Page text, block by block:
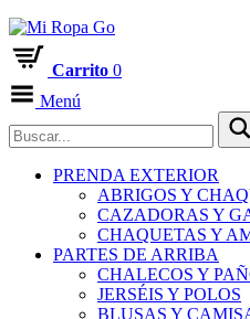
Carrito 0
Menú
PRENDA EXTERIOR
ABRIGOS Y
CAZADORAS Y
CHAQUETAS Y
PARTES DE ARRIBA
CHALECOS Y
JERSÉIS Y POLOS
BLUSAS Y